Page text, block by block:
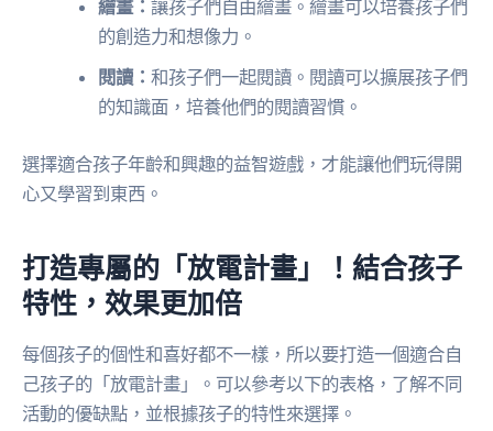
繪畫：讓孩子們自由繪畫。繪畫可以培養孩子們
的創造力和想像力。
閱讀：和孩子們一起閱讀。閱讀可以擴展孩子們
的知識面，培養他們的閱讀習慣。
選擇適合孩子年齡和興趣的益智遊戲，才能讓他們玩得開
心又學習到東西。
打造專屬的「放電計畫」！結合孩子
特性，效果更加倍
每個孩子的個性和喜好都不一樣，所以要打造一個適合自
己孩子的「放電計畫」。可以參考以下的表格，了解不同
活動的優缺點，並根據孩子的特性來選擇。